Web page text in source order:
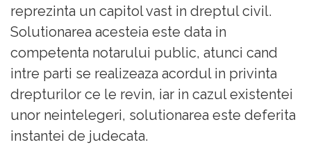
reprezinta un capitol vast in dreptul civil.
Solutionarea acesteia este data in
competenta notarului public, atunci cand
intre parti se realizeaza acordul in privinta
drepturilor ce le revin, iar in cazul existentei
unor neintelegeri, solutionarea este deferita
instantei de judecata.